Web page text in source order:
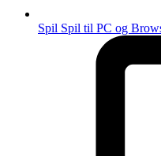
Spil Spil til PC og